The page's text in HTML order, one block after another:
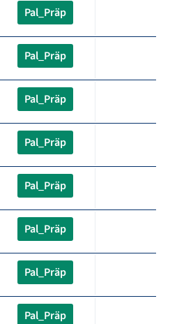
Pal_Präp
Pal_Präp
Pal_Präp
Pal_Präp
Pal_Präp
Pal_Präp
Pal_Präp
Pal_Präp